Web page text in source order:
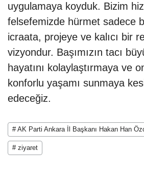
uygulamaya koyduk. Bizim
felsefemizde hürmet sadece
icraata, projeye ve kalıcı bir
vizyondur. Başımızın tacı
hayatını kolaylaştırmaya ve
konforlu yaşamı sunmaya
edeceğiz.
# AK Parti Ankara İl Başkanı Hakan Han
# ziyaret